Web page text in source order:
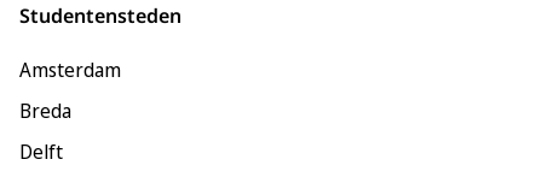
Studentensteden
Amsterdam
Breda
Delft